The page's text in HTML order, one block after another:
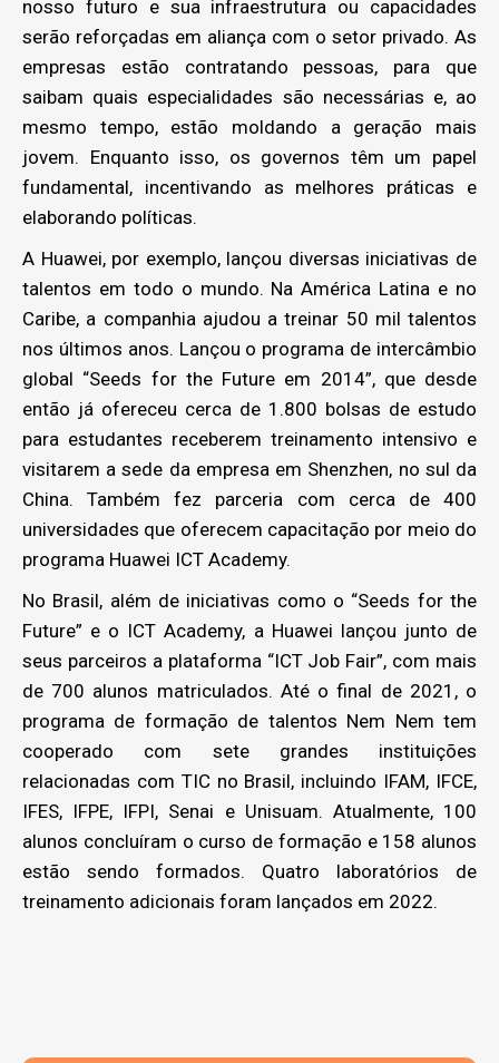
nosso futuro e sua infraestrutura ou capacidades
serão reforçadas em aliança com o setor privado. As
empresas estão contratando pessoas, para que
saibam quais especialidades são necessárias e, ao
mesmo tempo, estão moldando a geração mais
jovem. Enquanto isso, os governos têm um papel
fundamental, incentivando as melhores práticas e
elaborando políticas.
A Huawei, por exemplo, lançou diversas iniciativas de
talentos em todo o mundo. Na América Latina e no
Caribe, a companhia ajudou a treinar 50 mil talentos
nos últimos anos. Lançou o programa de intercâmbio
global “Seeds for the Future em 2014”, que desde
então já ofereceu cerca de 1.800 bolsas de estudo
para estudantes receberem treinamento intensivo e
visitarem a sede da empresa em Shenzhen, no sul da
China. Também fez parceria com cerca de 400
universidades que oferecem capacitação por meio do
programa Huawei ICT Academy.
No Brasil, além de iniciativas como o “Seeds for the
Future” e o ICT Academy, a Huawei lançou junto de
seus parceiros a plataforma “ICT Job Fair”, com mais
de 700 alunos matriculados. Até o final de 2021, o
programa de formação de talentos Nem Nem tem
cooperado com sete grandes instituições
relacionadas com TIC no Brasil, incluindo IFAM, IFCE,
IFES, IFPE, IFPI, Senai e Unisuam. Atualmente, 100
alunos concluíram o curso de formação e 158 alunos
estão sendo formados. Quatro laboratórios de
treinamento adicionais foram lançados em 2022.